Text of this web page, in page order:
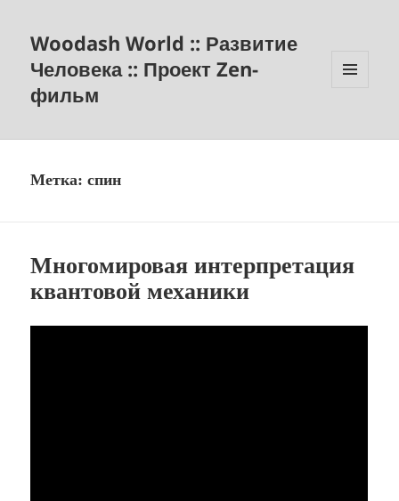
Woodash World :: Развитие
Человека :: Проект Zen-
фильм
Метка:спин
Многомировая интерпретация
квантовой механики